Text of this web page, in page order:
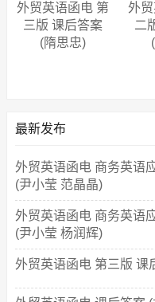
外贸英语函电 第
三版 课后答案
(隋思忠)
外
二
最新发布
外贸英语函电 商务英语
(尹小莹 范晶晶)
外贸英语函电 商务英语
(尹小莹 杨润辉)
外贸英语函电 第三版 课